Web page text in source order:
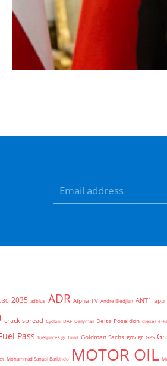
2035 adblue ADR Alpha TV Andre Bledjian ANT1 app
crack spread Cyclon DAF Dailymail Delta Poseidon diesel e-
Pass fuelprices.gr fund Goldman Sachs gov.gr GPS
Mohammad Sanusi Barkindo MOTOR OIL